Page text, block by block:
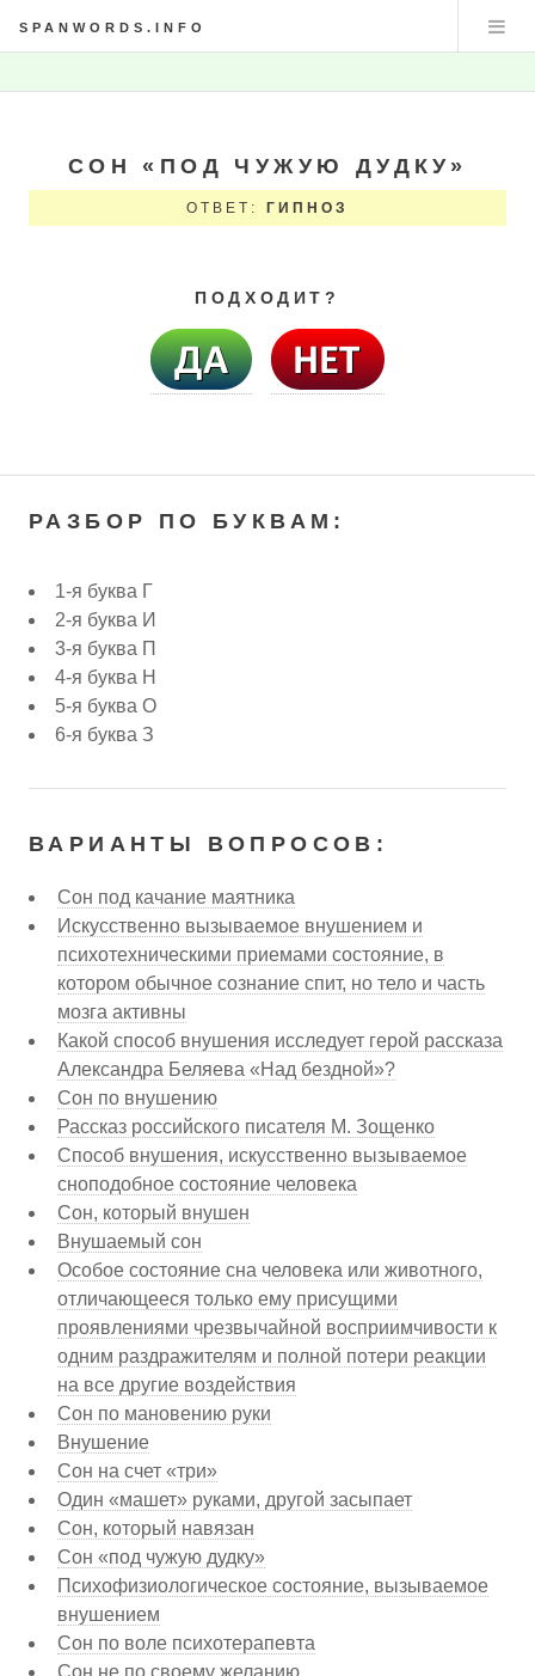
SPANWORDS.INFO
СОН «ПОД ЧУЖУЮ ДУДКУ»
ОТВЕТ: ГИПНОЗ
ПОДХОДИТ?
РАЗБОР ПО БУКВАМ:
1-я буква Г
2-я буква И
3-я буква П
4-я буква Н
5-я буква О
6-я буква З
ВАРИАНТЫ ВОПРОСОВ:
Сон под качание маятника
Искусственно вызываемое внушением и
психотехническими приемами состояние, в
котором обычное сознание спит, но тело и часть
мозга активны
Какой способ внушения исследует герой рассказа
Александра Беляева «Над бездной»?
Сон по внушению
Рассказ российского писателя М. Зощенко
Способ внушения, искусственно вызываемое
сноподобное состояние человека
Сон, который внушен
Внушаемый сон
Особое состояние сна человека или животного,
отличающееся только ему присущими
проявлениями чрезвычайной восприимчивости к
одним раздражителям и полной потери реакции
на все другие воздействия
Сон по мановению руки
Внушение
Сон на счет «три»
Один «машет» руками, другой засыпает
Сон, который навязан
Сон «под чужую дудку»
Психофизиологическое состояние, вызываемое
внушением
Сон по воле психотерапевта
Сон не по своему желанию